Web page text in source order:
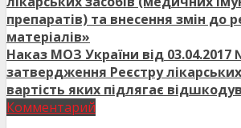
препаратів) та внесення змін до
матеріалів»
Наказ МОЗ України від 03.04.2017
затвердження Реєстру лікарських
вартість яких підлягає
Комментарий